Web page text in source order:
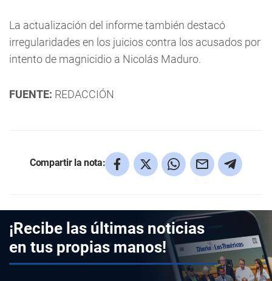
La actualización del informe también destacó
irregularidades en los juicios contra los acusados por
intento de magnicidio a Nicolás Maduro.
FUENTE: REDACCIÓN
Compartir la nota:
¡Recibe las últimas noticias
en tus propias manos!